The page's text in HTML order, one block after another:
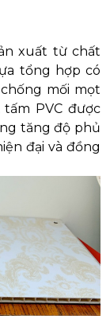
xuất từ chất
tổng hợp có
mối mọt
PVC được
tăng độ phủ
đại và đồng